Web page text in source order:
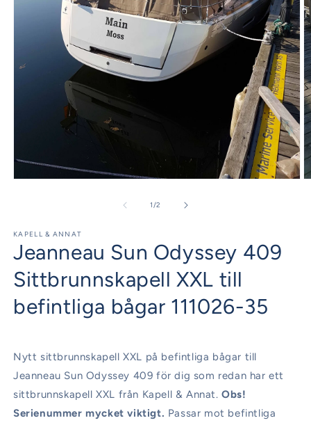
1/av
2
KAPELL & ANNAT
Jeanneau Sun Odyssey 409
Sittbrunnskapell XXL till
befintliga bågar 111026-35
Nytt sittbrunnskapell XXL på befintliga bågar till
Jeanneau Sun Odyssey 409 för dig som redan har ett
sittbrunnskapell XXL från Kapell & Annat.Obs!
Serienummer mycket viktigt. Passar mot befintliga